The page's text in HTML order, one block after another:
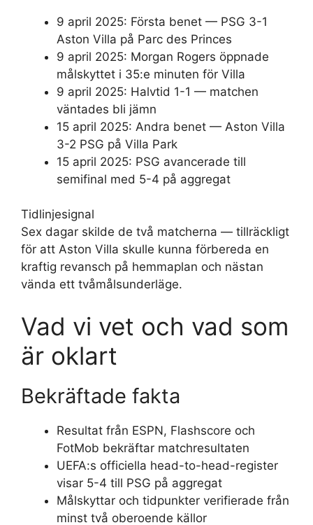
9 april 2025: Första benet — PSG 3-1
Aston Villa på Parc des Princes
9 april 2025: Morgan Rogers öppnade
målskyttet i 35:e minuten för Villa
9 april 2025: Halvtid 1-1 — matchen
väntades bli jämn
15 april 2025: Andra benet — Aston Villa
3-2 PSG på Villa Park
15 april 2025: PSG avancerade till
semifinal med 5-4 på aggregat
Tidlinjesignal
Sex dagar skilde de två matcherna — tillräckligt
för att Aston Villa skulle kunna förbereda en
kraftig revansch på hemmaplan och nästan
vända ett tvåmålsunderläge.
Vad vi vet och vad som
är oklart
Bekräftade fakta
Resultat från ESPN, Flashscore och
FotMob bekräftar matchresultaten
UEFA:s officiella head-to-head-register
visar 5-4 till PSG på aggregat
Målskyttar och tidpunkter verifierade från
minst två oberoende källor